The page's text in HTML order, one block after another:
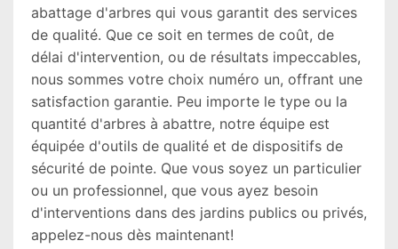
abattage d'arbres qui vous garantit des services
de qualité. Que ce soit en termes de coût, de
délai d'intervention, ou de résultats impeccables,
nous sommes votre choix numéro un, offrant une
satisfaction garantie. Peu importe le type ou la
quantité d'arbres à abattre, notre équipe est
équipée d'outils de qualité et de dispositifs de
sécurité de pointe. Que vous soyez un particulier
ou un professionnel, que vous ayez besoin
d'interventions dans des jardins publics ou privés,
appelez-nous dès maintenant!